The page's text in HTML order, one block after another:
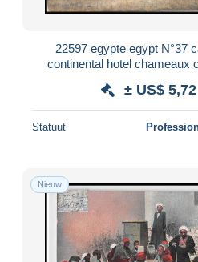
22597 egypte egypt N°37
continental hotel chameaux
postale
± US$ 5,72
Statuut
Nieuw